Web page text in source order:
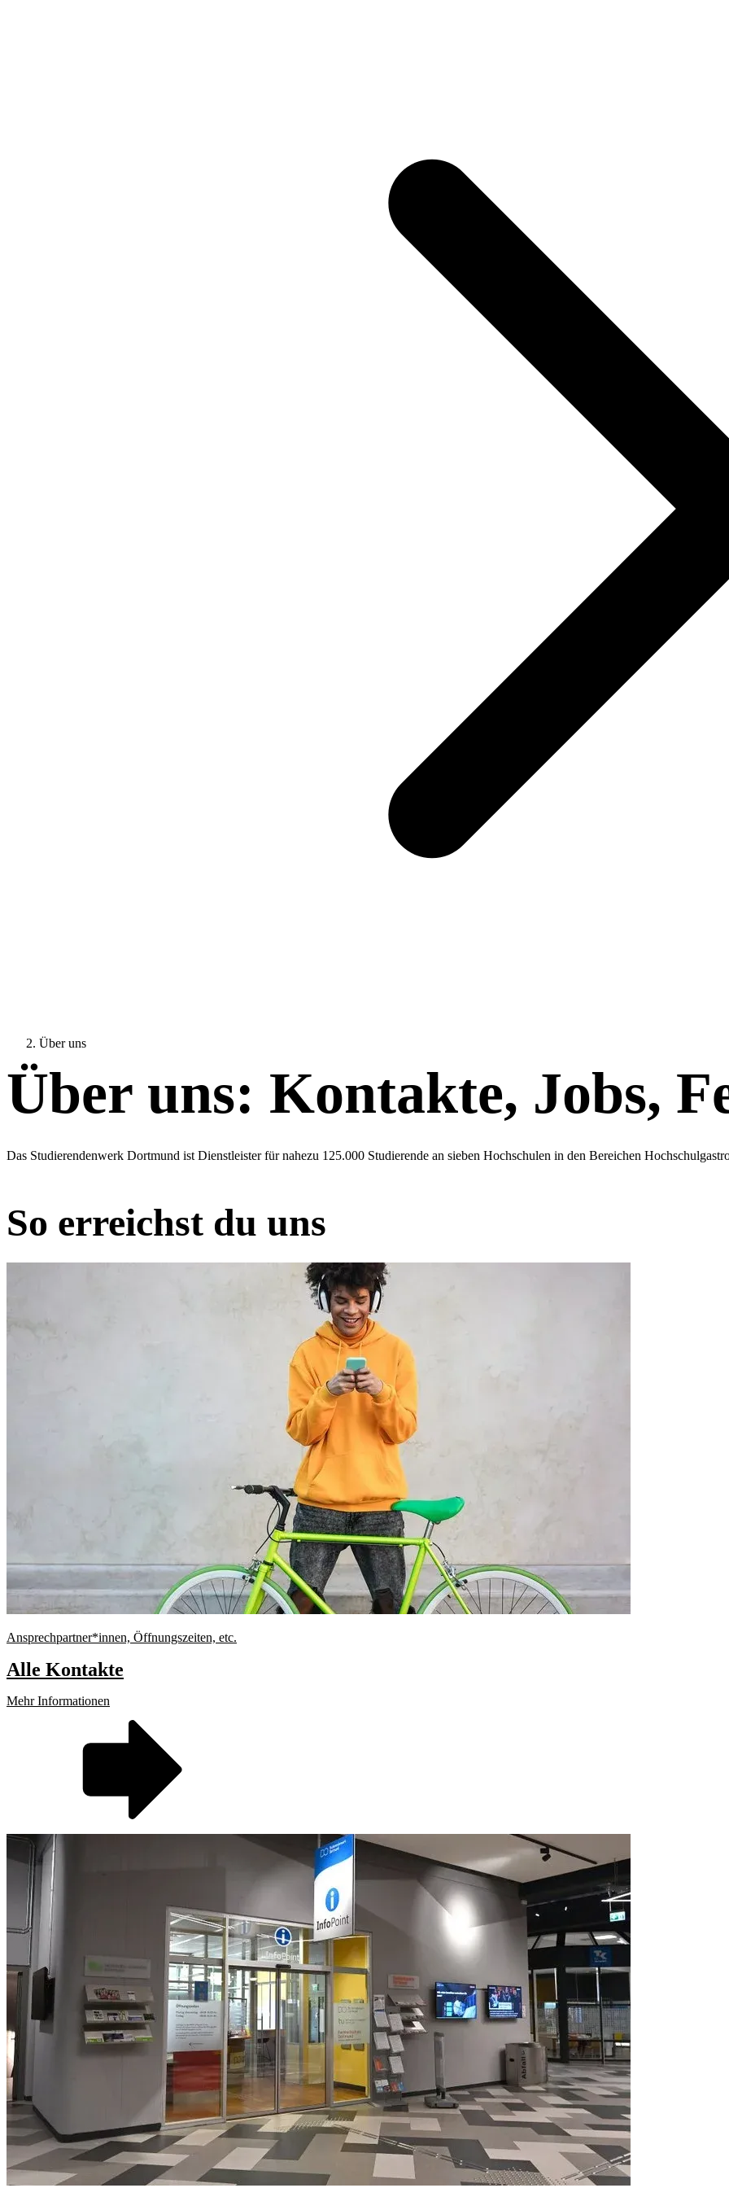
Über uns
Über uns: Kontakte, Jobs,
Das Studierendenwerk Dortmund ist Dienstleister für nahezu 125.000 Studierende an sieben Hochschulen in den Bereichen
So erreichst du uns
Ansprechpartner*innen, Öffnungszeiten, etc.
Alle Kontakte
Mehr Informationen